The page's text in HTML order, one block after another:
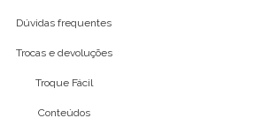
Dúvidas frequentes
Trocas e devoluções
Troque Fácil
Conteúdos